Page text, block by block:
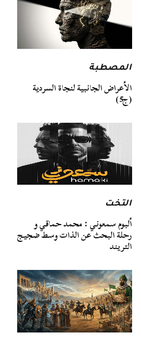
المصطبة
الأعراض الجانبية لنجاة السردية
(ج5)
التخت
ألبوم سمعوني : محمد حماقي و
رحلة البحث عن الذات وسط ضجيج
التريند